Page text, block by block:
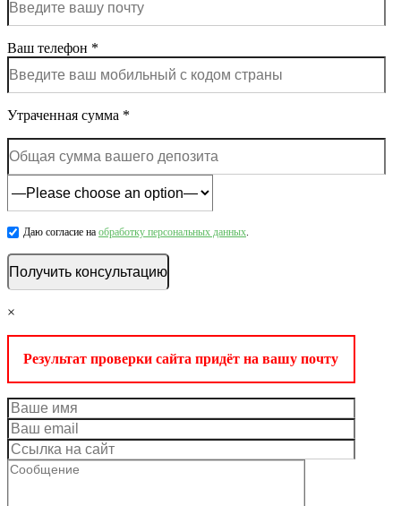
Ваш телефон *
Утраченная сумма *
Даю согласие на обработку персональных данных.
×
Результат проверки сайта придёт на вашу почту